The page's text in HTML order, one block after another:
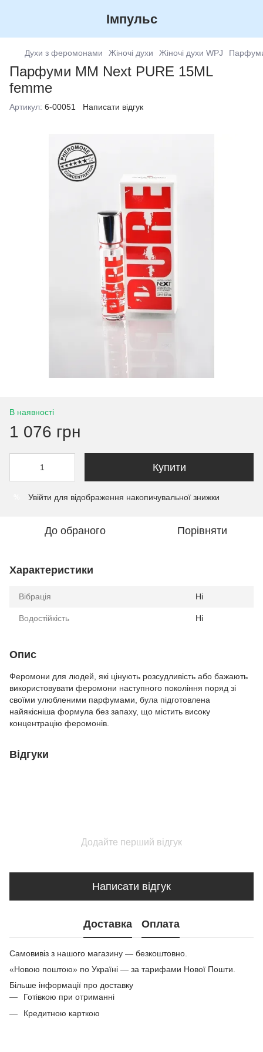
Імпульс
Духи з феромонами Жіночі духи Жіночі духи WPJ
Парфуми MM Next PURE 15ML
femme
Артикул: 6-00051 Написати відгук
В наявності
1 076 грн
Купити
Увійти для відображення накопичувальної знижки
До обраного Порівняти
Характеристики
Вібрація Ні
Водостійкість Ні
Опис
Феромони для людей, які цінують розсудливість або бажають
використовувати феромони наступного покоління поряд зі
своїми улюбленими парфумами, була підготовлена
найякісніша формула без запаху, що містить високу
концентрацію феромонів.
Відгуки
Додайте перший відгук
Написати відгук
Доставка Оплата
Самовивіз з нашого магазину — безкоштовно.
«Новою поштою» по Україні — за тарифами Нової Пошти.
Більше інформації про доставку
Готівкою при отриманні
Кредитною карткою